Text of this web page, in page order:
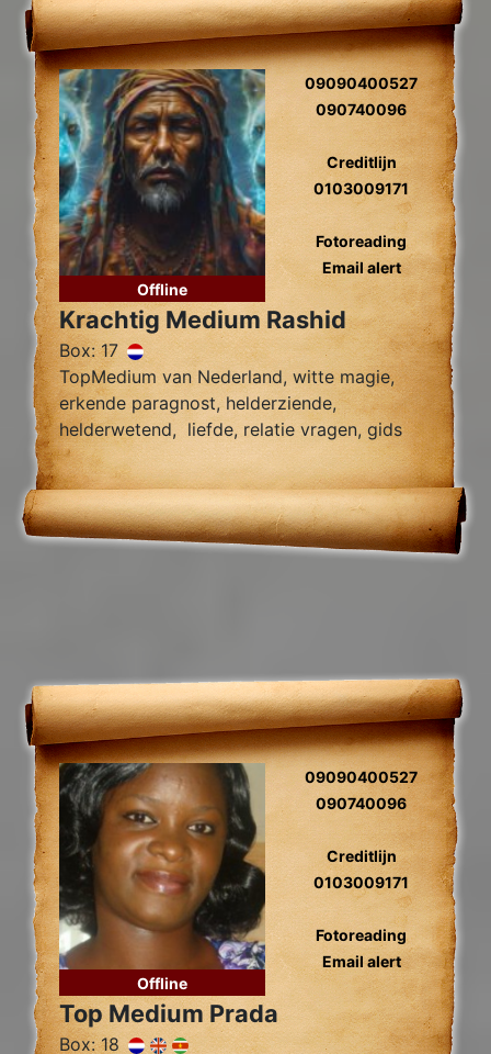
Offline
09090400527
090740096
Creditlijn
0103009171
Fotoreading
Email alert
Krachtig Medium Rashid
Box: 17
TopMedium van Nederland, witte magie,
erkende paragnost, helderziende,
helderwetend, liefde, relatie vragen, gids
contact, relatie hersteller, toekomst
voorspelling, foto lezen, zwarte magie
verwijdering.
Offline
09090400527
090740096
Creditlijn
0103009171
Fotoreading
Email alert
Top Medium Prada
Box: 18